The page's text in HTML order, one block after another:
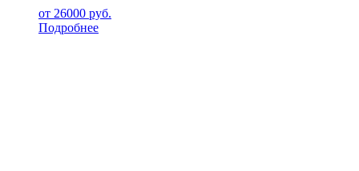
от 26000 руб.
Подробнее